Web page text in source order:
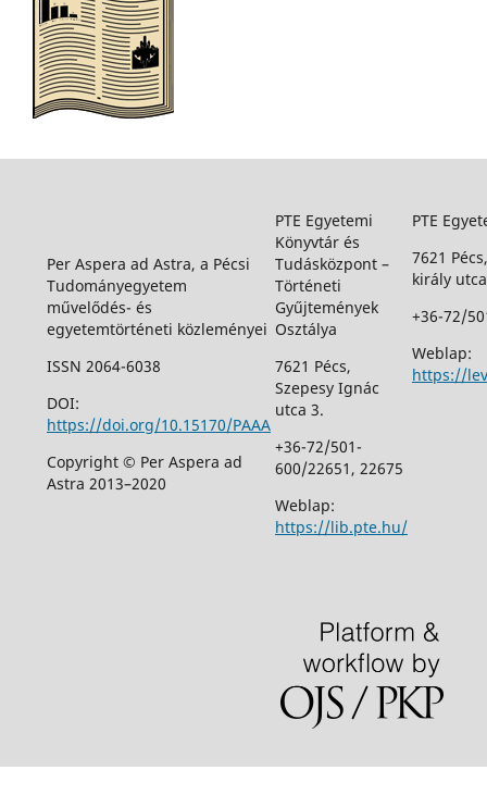
Per Aspera ad Astra, a Pécsi
Tudományegyetem
művelődés- és
egyetemtörténeti közleményei
ISSN 2064-6038
DOI:
https://doi.org/10.15170/PAAA
Copyright © Per Aspera ad
Astra 2013–2020
PTE Egyetemi
Könyvtár és
Tudásközpont –
Történeti
Gyűjtemények
Osztálya
7621 Pécs,
Szepesy Ignác
utca 3.
+36-72/501-
600/22651, 22675
Weblap:
https://lib.pte.hu/
PTE
7621
király
+36-72/
Weblap:
https://